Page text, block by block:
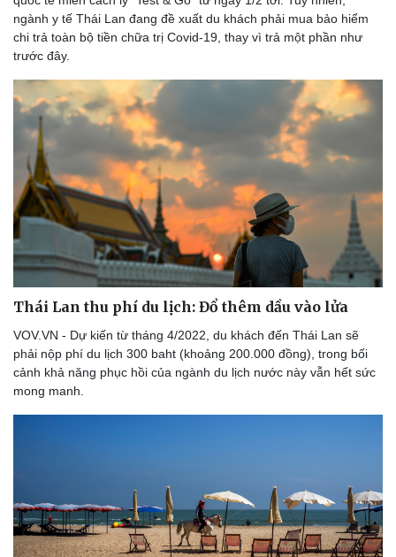
Doanh nghiệp
Thông tin doanh nghiệp
Doanh nghiệp 24h
Doanh nhân
Vì cộng đồng
Công nghệ
Sành điệu
Tin Công nghệ
Trải nghiệm
Chuyển đổi số
ngành y tế Thái Lan đang đề xuất du khách phải mua bảo hiểm
chi trả toàn bộ tiền chữa trị Covid-19, thay vì trả một phần như
trước đây.
Thái Lan thu phí du lịch: Đổ thêm dầu vào lửa
VOV.VN - Dự kiến từ tháng 4/2022, du khách đến Thái Lan sẽ
phải nộp phí du lịch 300 baht (khoảng 200.000 đồng), trong bối
cảnh khả năng phục hồi của ngành du lịch nước này vẫn hết sức
mong manh.